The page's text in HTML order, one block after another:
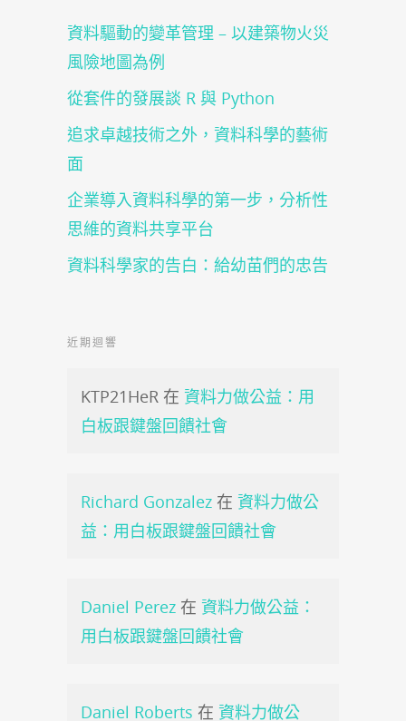
資料驅動的變革管理 – 以建築物火災
風險地圖為例
從套件的發展談 R 與 Python
追求卓越技術之外，資料科學的藝術
面
企業導入資料科學的第一步，分析性
思維的資料共享平台
資料科學家的告白：給幼苗們的忠告
近期迴響
KTP21HeR 在 資料力做公益：用
白板跟鍵盤回饋社會
Richard Gonzalez 在 資料力做公
益：用白板跟鍵盤回饋社會
Daniel Perez 在 資料力做公益：
用白板跟鍵盤回饋社會
Daniel Roberts 在 資料力做公